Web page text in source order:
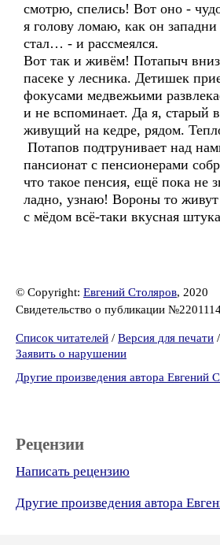
смотрю, спелись! Вот оно -
я голову ломаю, как он западни
стал… - и рассмеялся.
Вот так и живём! Потапыч
пасеке у лесника. Детишек
фокусами медвежьими
и не вспоминает. Да я, старый
живущий на кедре, рядом.
Потапов подтрунивает над
пансионат с пенсионерами
что такое пенсия, ещё пока не
ладно, узнаю! Вороны то
с мёдом всё-таки вкусная
© Copyright: Евгений Столяров, 2020
Свидетельство о публикации
Список читателей / Версия для печати /
Заявить о нарушении
Другие произведения автора Евгений
Рецензии
Написать рецензию
Другие произведения автора